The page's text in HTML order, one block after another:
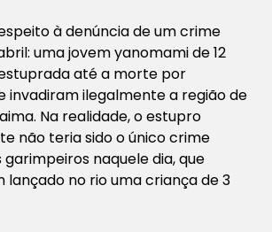
à denúncia de um crime
uma jovem yanomami de 12
até a morte por
invadiram ilegalmente a região de
Na realidade, o estupro
não teria sido o único crime
naquele dia, que
no rio uma criança de 3